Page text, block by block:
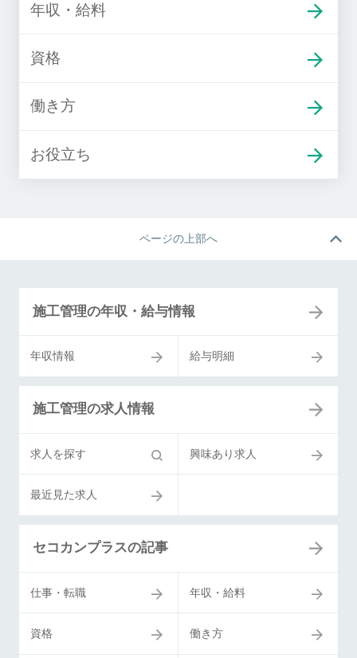
年収・給料
資格
働き方
お役立ち
ページの上部へ
施工管理の年収・給与情報
年収情報 給与明細
施工管理の求人情報
求人を探す 興味あり求人
最近見た求人
セコカンプラスの記事
仕事・転職 年収・給料
資格 働き方